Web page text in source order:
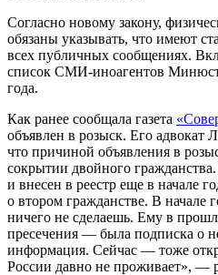
Согласно новому закону,
обязаны указывать, что имеют
всех публичных сообщениях.
список СМИ-иноагентов Минюст
года.
Как ранее сообщала газета
объявлен в розыск. Его адвокат
что причиной объявления в
сокрытии двойного
и внесен в реестр еще в начале
о втором гражданстве. В начале
ничего не сделаешь. Ему в
пресечения — была подписка о
информация. Сейчас — тоже
России давно не проживает», —